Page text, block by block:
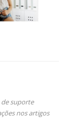
suporte
nos artigos